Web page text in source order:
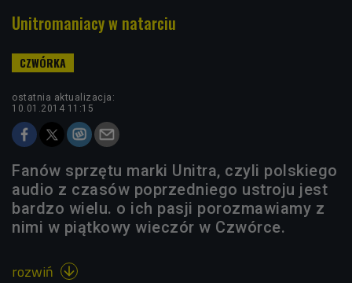
Unitromaniacy w natarciu
ostatnia aktualizacja:
10.01.2014 11:15
Fanów sprzętu marki Unitra, czyli polskiego
audio z czasów poprzedniego ustroju jest
bardzo wielu. o ich pasji porozmawiamy z
nimi w piątkowy wieczór w Czwórce.
rozwiń 